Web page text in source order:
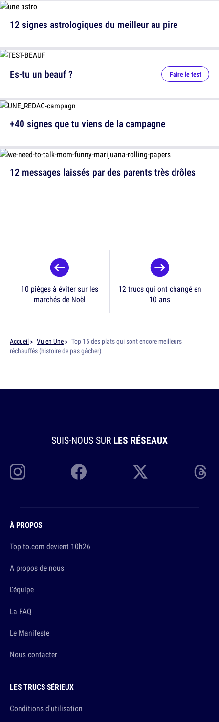
12 signes astrologiques du meilleur au pire
12 messages laissés par des parents très drôles
Es-tu un beauf ? Faire le test
+40 signes que tu viens de la campagne
10 pièges à éviter sur les
marchés de Noël
12 trucs qui ont changé en
10 ans
Accueil Vu en Une
Top 15 des plats qui sont encore meilleurs
réchauffés (histoire de pas gâcher)
SUIS-NOUS SUR LES RÉSEAUX
À PROPOS
Topito.com devient 10h26
A propos de nous
L'équipe
La FAQ
Le Manifeste
Nous contacter
LES TRUCS SÉRIEUX
Conditions d'utilisation